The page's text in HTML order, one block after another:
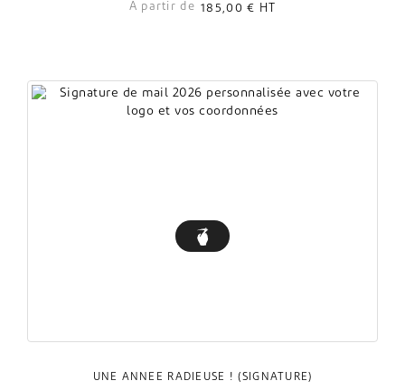
À partir de 185,00 € HT
UNE ANNÉE RADIEUSE ! (SIGNATURE)